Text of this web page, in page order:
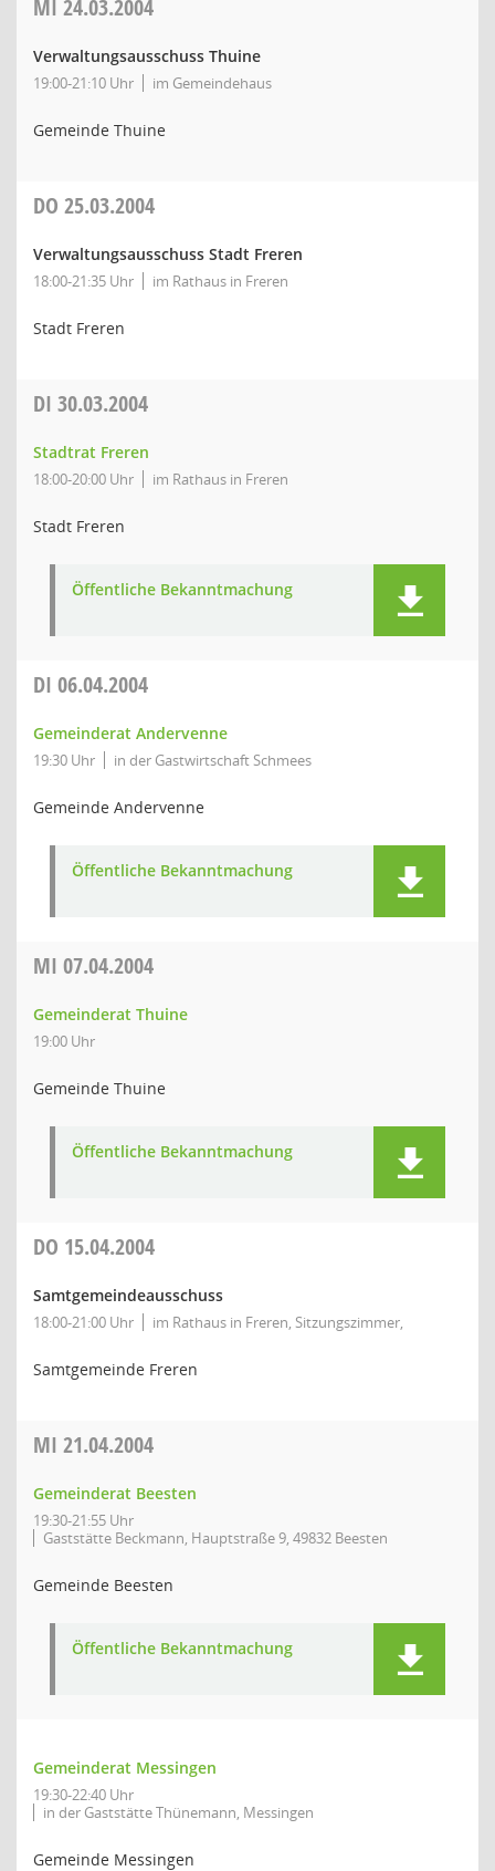
MI 24.03.2004
Verwaltungsausschuss Thuine
19:00-21:10 Uhr im Gemeindehaus
Gemeinde Thuine
DO 25.03.2004
Verwaltungsausschuss Stadt Freren
18:00-21:35 Uhr im Rathaus in Freren
Stadt Freren
DI 30.03.2004
Stadtrat Freren
18:00-20:00 Uhr im Rathaus in Freren
Stadt Freren
Öffentliche Bekanntmachung
DI 06.04.2004
Gemeinderat Andervenne
19:30 Uhr in der Gastwirtschaft Schmees
Gemeinde Andervenne
Öffentliche Bekanntmachung
MI 07.04.2004
Gemeinderat Thuine
19:00 Uhr
Gemeinde Thuine
Öffentliche Bekanntmachung
DO 15.04.2004
Samtgemeindeausschuss
18:00-21:00 Uhr im Rathaus in Freren, Sitzungszimmer,
Samtgemeinde Freren
MI 21.04.2004
Gemeinderat Beesten
19:30-21:55 Uhr
Gaststätte Beckmann, Hauptstraße 9, 49832 Beesten
Gemeinde Beesten
Öffentliche Bekanntmachung
Gemeinderat Messingen
19:30-22:40 Uhr
in der Gaststätte Thünemann, Messingen
Gemeinde Messingen